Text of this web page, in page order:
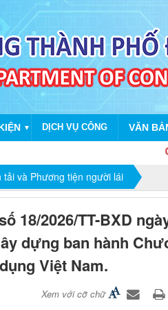
▼ DỊCH VỤ CÔNG VĂN
Chào
tải và Phương tiện người lái
18/2026/TT-BXD
dựng ban hành
Việt Nam.
Xem với cỡ chữ